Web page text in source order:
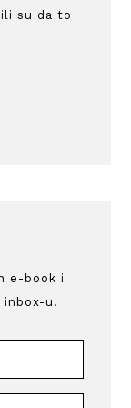
su da to
e-book i
u.